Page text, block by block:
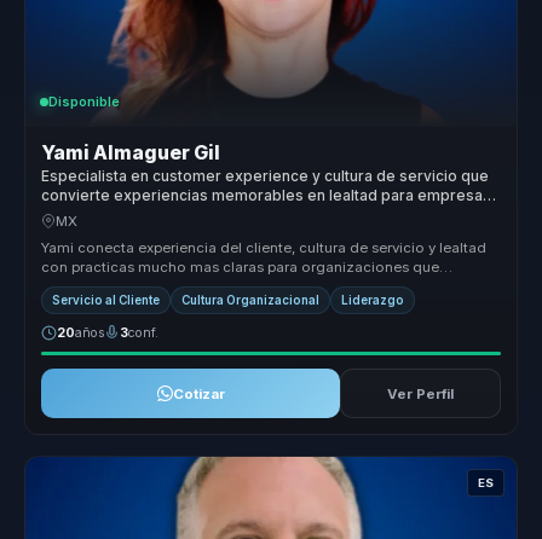
Disponible
Yami Almaguer Gil
Especialista en customer experience y cultura de servicio que
convierte experiencias memorables en lealtad para empresas
y equipos.
MX
Yami conecta experiencia del cliente, cultura de servicio y lealtad
con practicas mucho mas claras para organizaciones que
necesitan dife...
Servicio al Cliente Cultura Organizacional Liderazgo
20años 3conf.
Cotizar Ver Perfil
ES